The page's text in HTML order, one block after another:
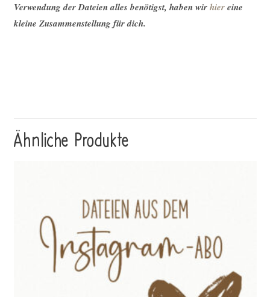
Verwendung der Dateien alles benötigst, haben wirhiereine
kleine Zusammenstellung für dich.
Ähnliche Produkte